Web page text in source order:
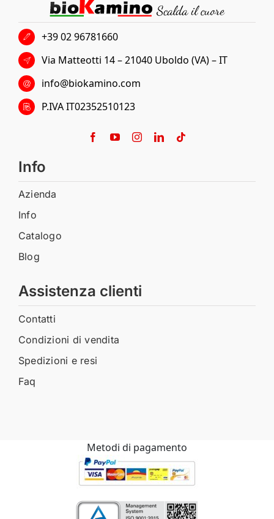
+39 02 96781660
Via Matteotti 14 – 21040 Uboldo (VA) – IT
info@biokamino.com
P.IVA IT02352510123
Info
Azienda
Info
Catalogo
Blog
Assistenza clienti
Contatti
Condizioni di vendita
Spedizioni e resi
Faq
Metodi di pagamento